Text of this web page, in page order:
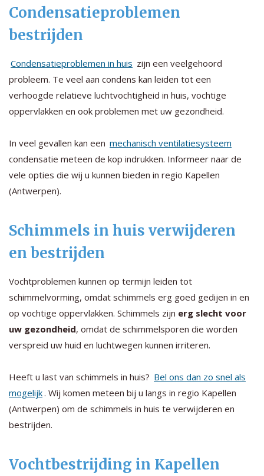
Condensatieproblemen
bestrijden
Condensatieproblemen in huis zijn een veelgehoord
probleem. Te veel aan condens kan leiden tot een
verhoogde relatieve luchtvochtigheid in huis, vochtige
oppervlakken en ook problemen met uw gezondheid.
In veel gevallen kan een mechanisch ventilatiesysteem
condensatie meteen de kop indrukken. Informeer naar de
vele opties die wij u kunnen bieden in regio Kapellen
(Antwerpen).
Schimmels in huis verwijderen
en bestrijden
Vochtproblemen kunnen op termijn leiden tot
schimmelvorming, omdat schimmels erg goed gedijen in en
op vochtige oppervlakken. Schimmels zijn erg slecht voor
uw gezondheid, omdat de schimmelsporen die worden
verspreid uw huid en luchtwegen kunnen irriteren.
Heeft u last van schimmels in huis? Bel ons dan zo snel als
mogelijk . Wij komen meteen bij u langs in regio Kapellen
(Antwerpen) om de schimmels in huis te verwijderen en
bestrijden.
Vochtbestrijding in Kapellen